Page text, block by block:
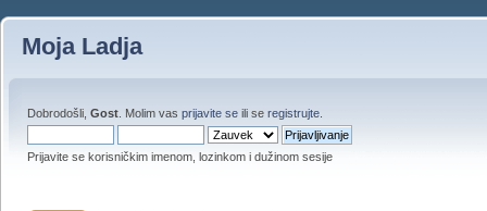
Moja Ladja
Dobrodošli, Gost . Molim vas prijavite se ili se registrujte
Prijavite se korisničkim imenom, lozinkom i dužinom sesije